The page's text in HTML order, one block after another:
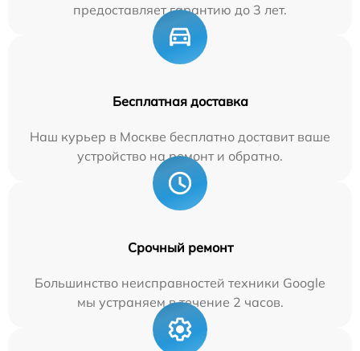
предоставляет гарантию до 3 лет.
Бесплатная доставка
Наш курьер в Москве бесплатно доставит ваше
устройство на ремонт и обратно.
Срочный ремонт
Большинство неисправностей техники Google
мы устраняем в течение 2 часов.